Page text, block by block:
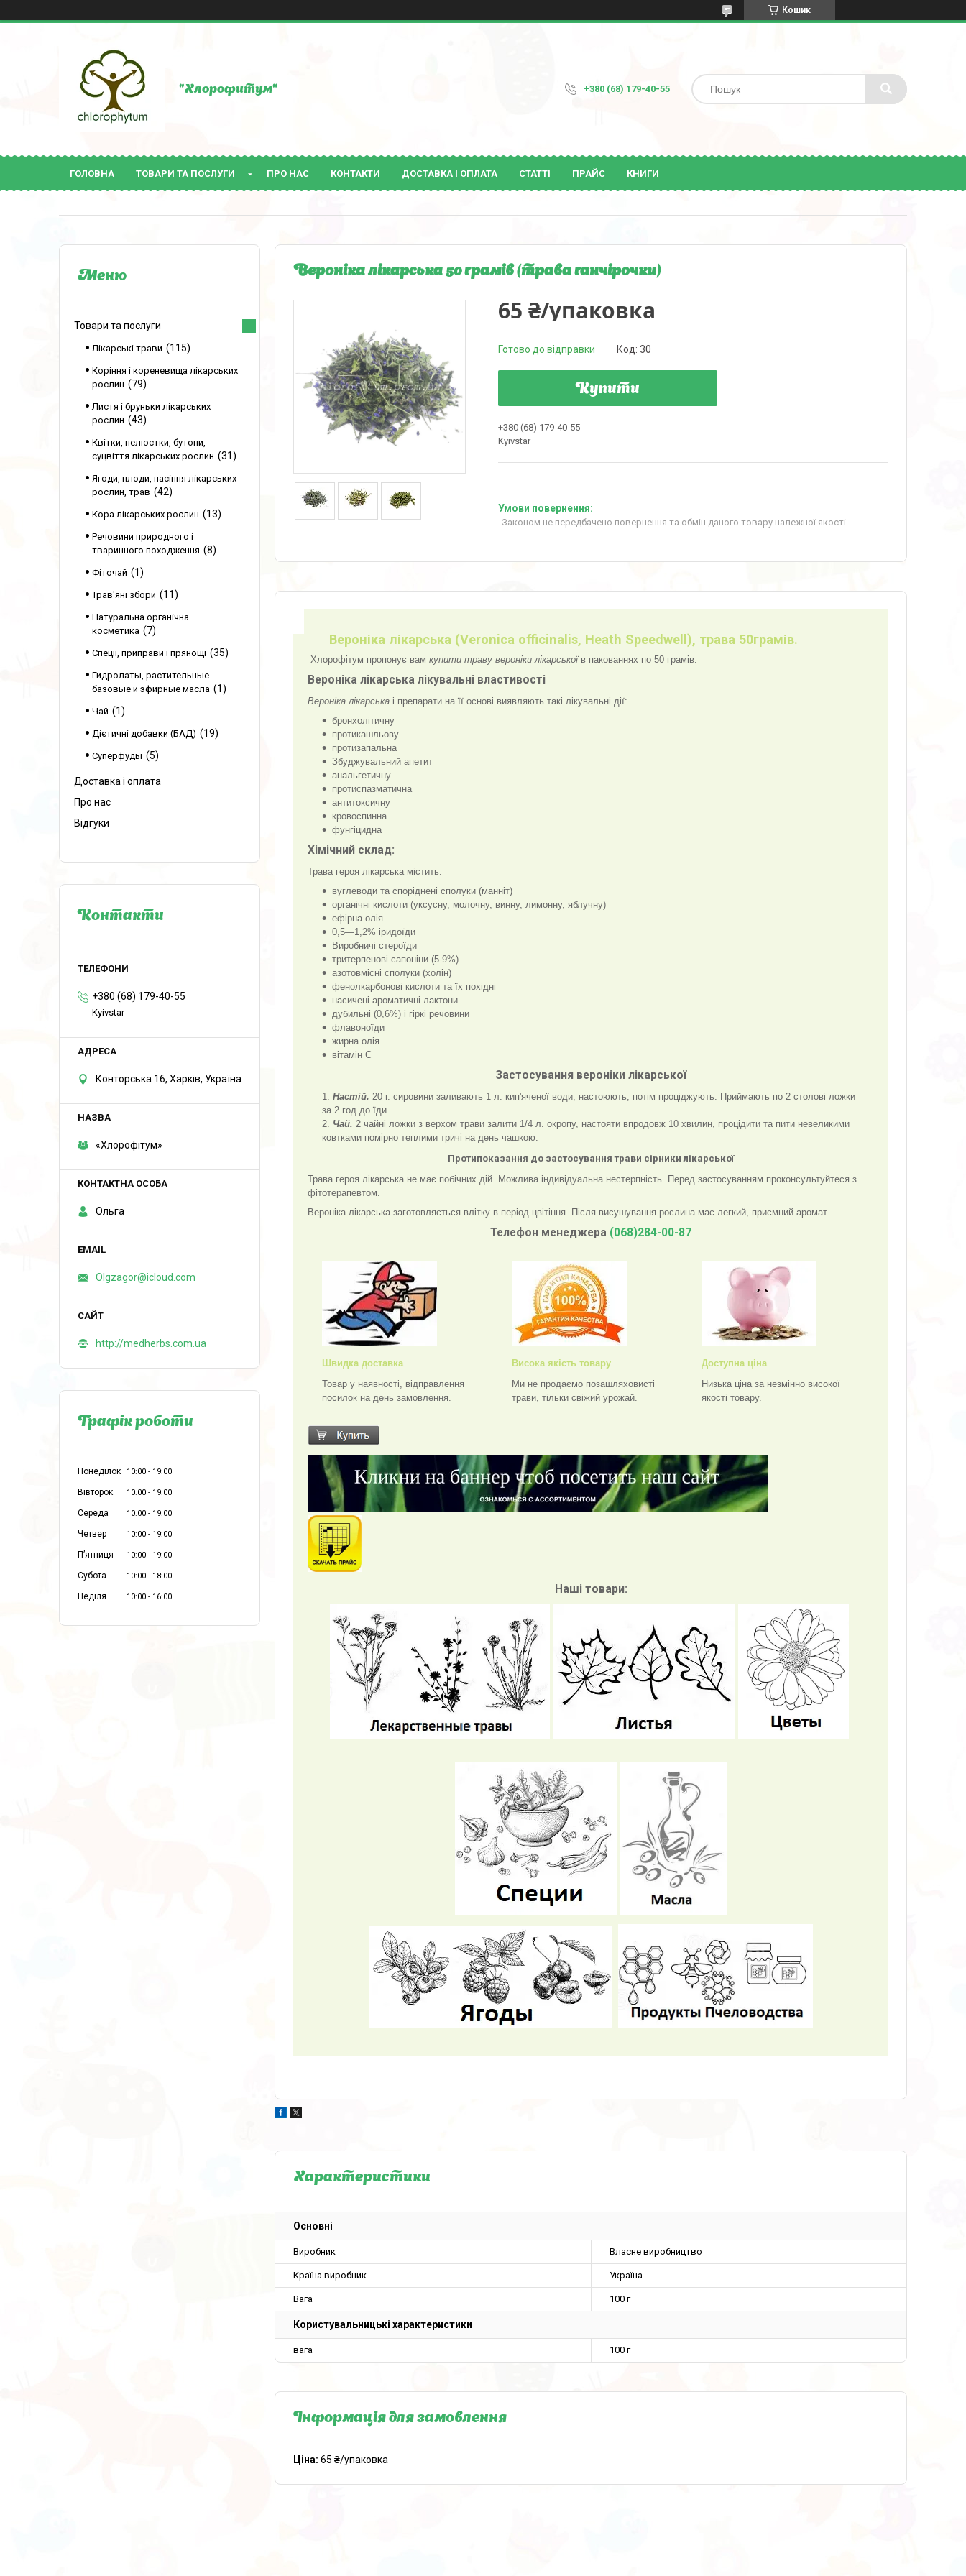
Кошик
"Хлорофитум" +380 (68) 179-40-55
ГОЛОВНА ТОВАРИ ТА ПОСЛУГИ ПРО НАС КОНТАКТИ ДОСТАВКА І ОПЛАТА СТАТТІ ПРАЙС КНИГИ
Вероніка лікарська 50 грамів (трава ганчірочки)
65 ₴/упаковка
Готово до відправки Код: 30
Купити
+380 (68) 179-40-55
Kyivstar
Законом не передбачено повернення та обмін даного товару належної якості
Вероніка лікарська (Veronica officinalis, Heath Speedwell), трава 50грамів.
Хлорофітум пропонує вам купити траву вероніки лікарськоїв пакованнях по 50 грамів.
Вероніка лікарська лікувальні властивості
Вероніка лікарська і препарати на її основі виявляють такі лікувальні дії:
бронхолітичну
протикашльову
протизапальна
Збуджувальний апетит
анальгетичну
протиспазматична
антитоксичну
кровоспинна
фунгіцидна
Хімічний склад:
Трава героя лікарська містить:
вуглеводи та споріднені сполуки (манніт)
органічні кислоти (уксусну, молочну, винну, лимонну, яблучну)
ефірна олія
0,5—1,2% іридоїди
Виробничі стероїди
тритерпенові сапоніни (5-9%)
азотовмісні сполуки (холін)
фенолкарбонові кислоти та їх похідні
насичені ароматичні лактони
дубильні (0,6%) і гіркі речовини
флавоноїди
жирна олія
вітамін С
Застосування вероніки лікарської
Настій. 20 г. сировини заливають 1 л. кип'яченої води, настоюють, потім проціджують. Приймають по 2 столові ложки
за 2 год до їди.
Чай. 2 чайні ложки з верхом трави залити 1/4 л. окропу, настояти впродовж 10 хвилин, процідити та пити невеликими
ковтками помірно теплими тричі на день чашкою.
Протипоказання до застосування трави сірники лікарської
Трава героя лікарська не має побічних дій. Можлива індивідуальна нестерпність. Перед застосуванням проконсультуйтеся з
фітотерапевтом.
Вероніка лікарська заготовляється влітку в період цвітіння. Після висушування рослина має легкий, приємний аромат.
Телефон менеджера (068)284-00-87
Швидка доставка
Товар у наявності, відправлення
посилок на день замовлення.
Висока якість товару
Ми не продаємо позашляховисті
трави, тільки свіжий урожай.
Доступна ціна
Низька ціна за незмінно високої
якості товару.
Наші товари:
Характеристики
Основні
Виробник Власне виробництво
Країна виробник Україна
Вага 100 г
Користувальницькі характеристики
вага 100 г
Інформація для замовлення
Ціна: 65 ₴/упаковка
Товари та послуги
Лікарські трави 115
Коріння і кореневища лікарських
рослин
79
Листя і бруньки лікарських
рослин
43
Квітки, пелюстки, бутони,
суцвіття лікарських рослин
31
Ягоди, плоди, насіння лікарських
рослин, трав
42
Кора лікарських рослин 13
Речовини природного і
тваринного походження
8
Фіточай 1
Трав'яні збори 11
Натуральна органічна
косметика
7
Спеції, приправи і прянощі 35
Гидролаты, растительные
базовые и эфирные масла
1
Чай 1
Дієтичні добавки (БАД) 19
Суперфуды 5
Доставка і оплата
Про нас
Відгуки
Контакти
+380 (68) 179-40-55
Kyivstar
Конторська 16, Харків, Україна
«Хлорофітум»
Ольга
Olgzagor@icloud.com
http://medherbs.com.ua
Графік роботи
Понеділок 10:00 19:00
Вівторок 10:00 19:00
Середа 10:00 19:00
Четвер 10:00 19:00
Пʼятниця 10:00 19:00
Субота 10:00 18:00
Неділя 10:00 16:00